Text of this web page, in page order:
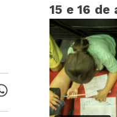
15 e 16 de